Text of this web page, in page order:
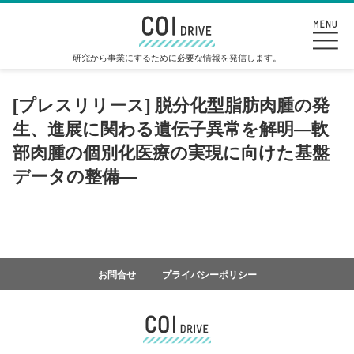
研究から事業にするために必要な情報を発信します。
[プレスリリース] 脱分化型脂肪肉腫の発
生、進展に関わる遺伝子異常を解明―軟
部肉腫の個別化医療の実現に向けた基盤
データの整備―
お問合せ プライバシーポリシー